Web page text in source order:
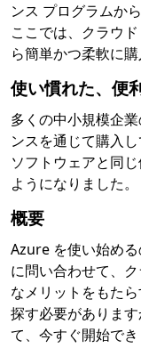
ンス プログラムか
ここでは、クラウ
ら簡単かつ柔軟に購
使い慣れた、便
多くの中小規模企
ンスを通じて購入
ソフトウェアと同
ようになりました。
概要
Azure を使い始め
に問い合わせて、
なメリットをもた
探す必要がありま
て、今すぐ開始でき